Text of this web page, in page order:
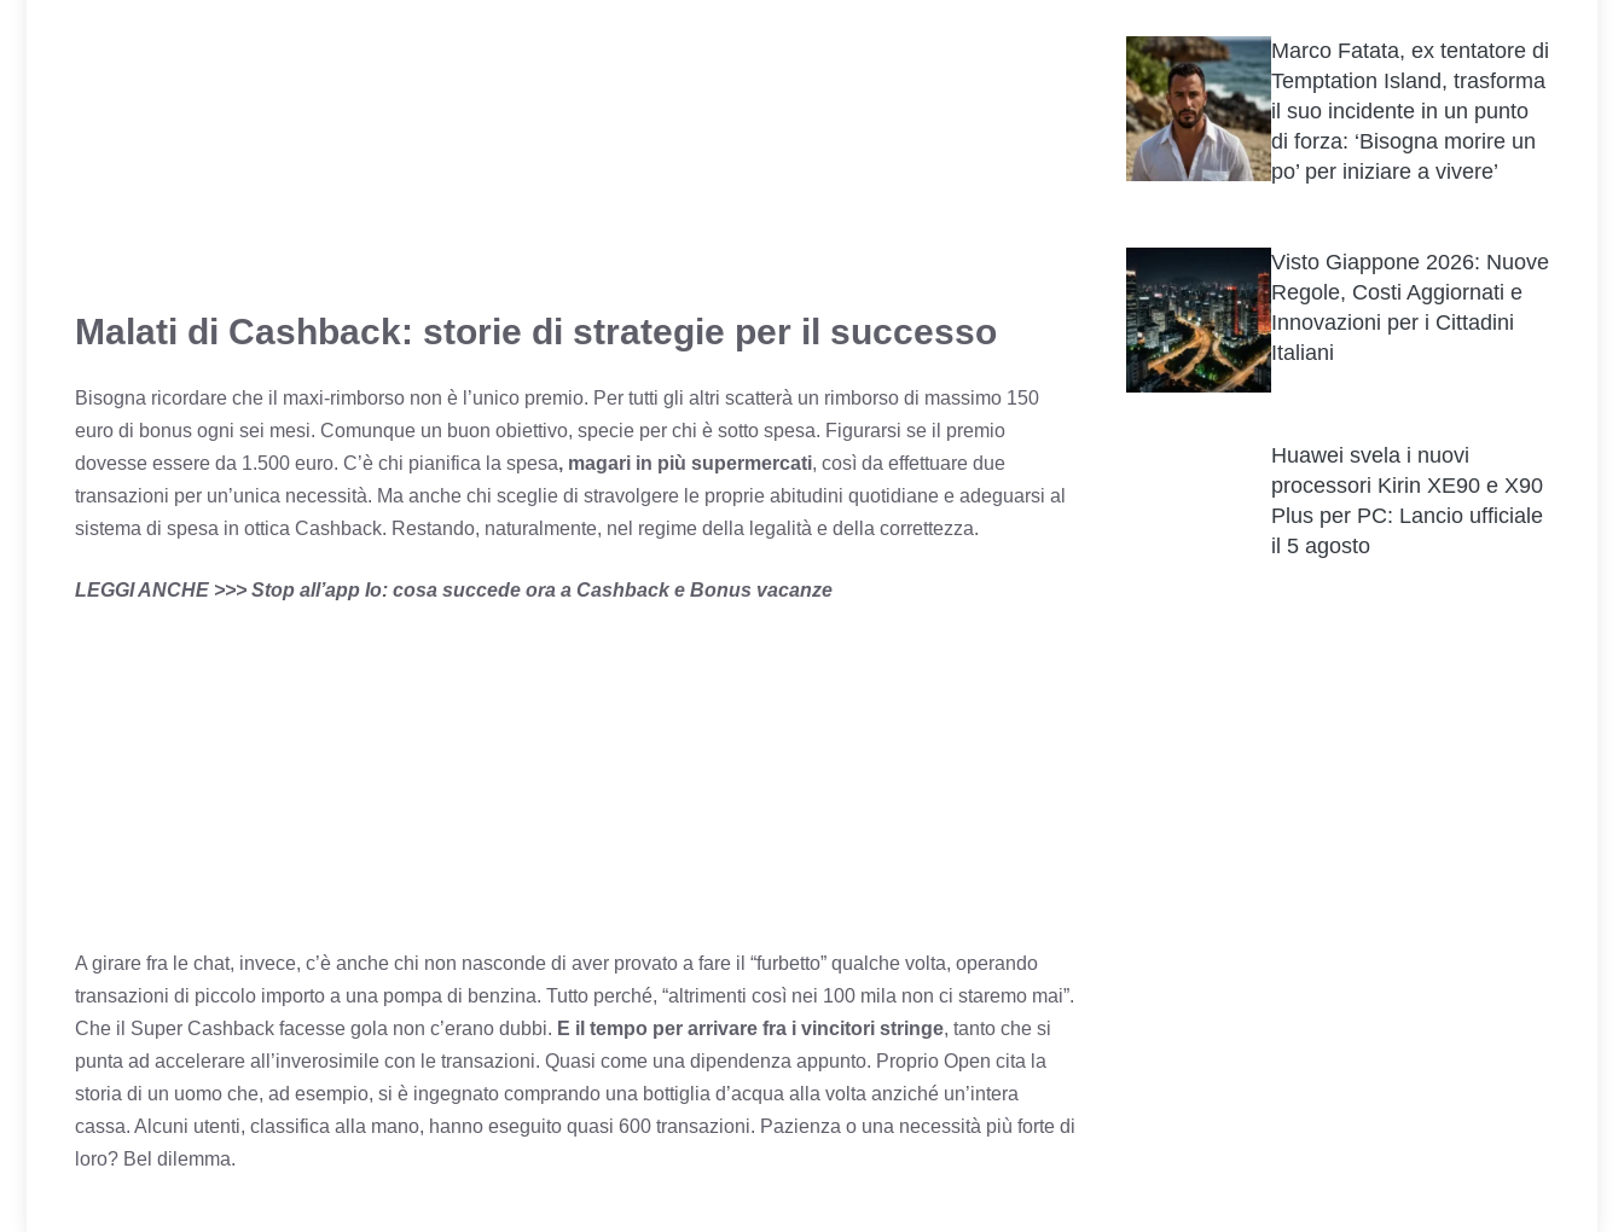
Malati di Cashback: storie di strategie per il successo
Bisogna ricordare che il maxi-rimborso non è l’unico premio. Per tutti gli altri scatterà un rimborso di massimo 150
euro di bonus ogni sei mesi. Comunque un buon obiettivo, specie per chi è sotto spesa. Figurarsi se il premio
dovesse essere da 1.500 euro. C’è chi pianifica la spesa, magari in più supermercati, così da effettuare due
transazioni per un’unica necessità. Ma anche chi sceglie di stravolgere le proprie abitudini quotidiane e adeguarsi al
sistema di spesa in ottica Cashback. Restando, naturalmente, nel regime della legalità e della correttezza.
LEGGI ANCHE >>> Stop all’app Io: cosa succede ora a Cashback e Bonus vacanze
A girare fra le chat, invece, c’è anche chi non nasconde di aver provato a fare il “furbetto” qualche volta, operando
transazioni di piccolo importo a una pompa di benzina. Tutto perché, “altrimenti così nei 100 mila non ci staremo mai”.
Che il Super Cashback facesse gola non c’erano dubbi. E il tempo per arrivare fra i vincitori stringe, tanto che si
punta ad accelerare all’inverosimile con le transazioni. Quasi come una dipendenza appunto. Proprio Open cita la
storia di un uomo che, ad esempio, si è ingegnato comprando una bottiglia d’acqua alla volta anziché un’intera
cassa. Alcuni utenti, classifica alla mano, hanno eseguito quasi 600 transazioni. Pazienza o una necessità più forte di
loro? Bel dilemma.
Marco Fatata, ex tentatore di
Temptation Island, trasforma
il suo incidente in un punto
di forza: ‘Bisogna morire un
po’ per iniziare a vivere’
Visto Giappone 2026: Nuove
Regole, Costi Aggiornati e
Innovazioni per i Cittadini
Italiani
Huawei svela i nuovi
processori Kirin XE90 e X90
Plus per PC: Lancio ufficiale
il 5 agosto